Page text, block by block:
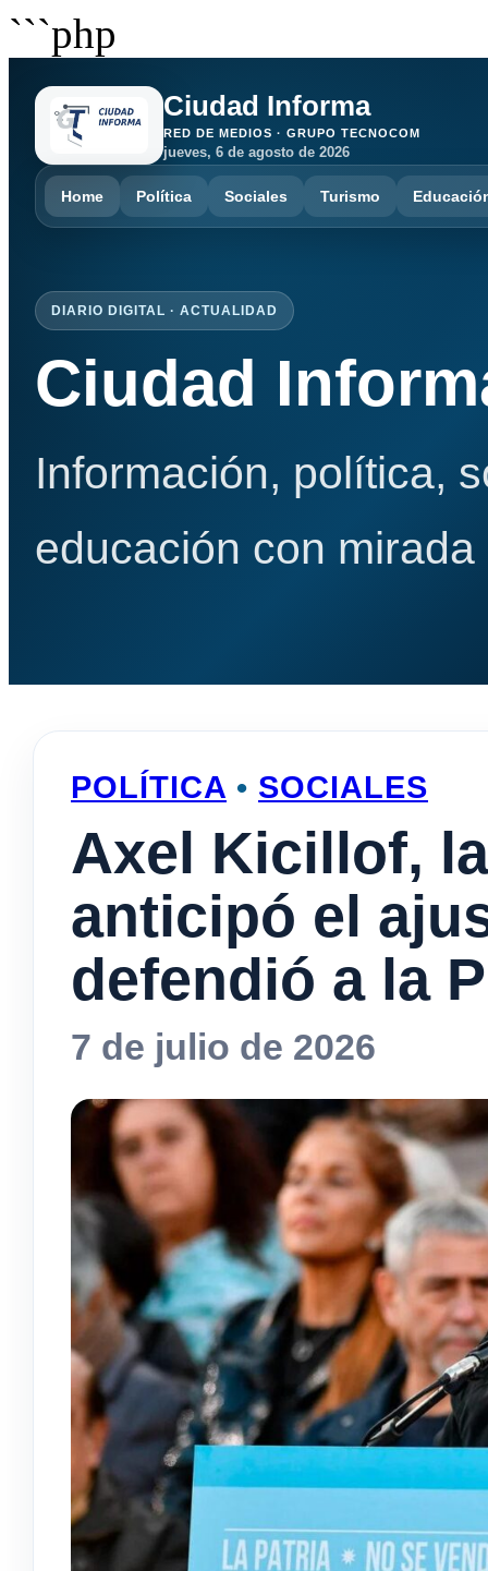
```php
Ciudad Informa
RED DE MEDIOS · GRUPO TECNOCOM
jueves, 6 de agosto de 2026
Home Política Sociales Turismo
DIARIO DIGITAL · ACTUALIDAD
Ciudad
Información, política,
educación con
POLÍTICA • SOCIALES
Axel Kicillof,
anticipó el
defendió a la
7 de julio de 2026